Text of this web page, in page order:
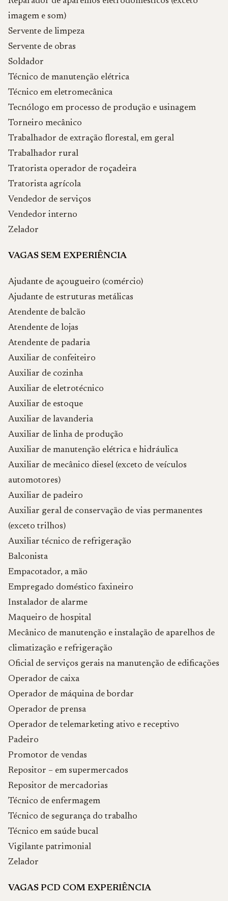
imagem e som)
Servente de limpeza
Servente de obras
Soldador
Técnico de manutenção elétrica
Técnico em eletromecânica
Tecnólogo em processo de produção e usinagem
Torneiro mecânico
Trabalhador de extração florestal, em geral
Trabalhador rural
Tratorista operador de roçadeira
Tratorista agrícola
Vendedor de serviços
Vendedor interno
Zelador
VAGAS SEM EXPERIÊNCIA
Ajudante de açougueiro (comércio)
Ajudante de estruturas metálicas
Atendente de balcão
Atendente de lojas
Atendente de padaria
Auxiliar de confeiteiro
Auxiliar de cozinha
Auxiliar de eletrotécnico
Auxiliar de estoque
Auxiliar de lavanderia
Auxiliar de linha de produção
Auxiliar de manutenção elétrica e hidráulica
Auxiliar de mecânico diesel (exceto de veículos
automotores)
Auxiliar de padeiro
Auxiliar geral de conservação de vias permanentes
(exceto trilhos)
Auxiliar técnico de refrigeração
Balconista
Empacotador, a mão
Empregado doméstico faxineiro
Instalador de alarme
Maqueiro de hospital
Mecânico de manutenção e instalação de aparelhos de
climatização e refrigeração
Oficial de serviços gerais na manutenção de edificações
Operador de caixa
Operador de máquina de bordar
Operador de prensa
Operador de telemarketing ativo e receptivo
Padeiro
Promotor de vendas
Repositor – em supermercados
Repositor de mercadorias
Técnico de enfermagem
Técnico de segurança do trabalho
Técnico em saúde bucal
Vigilante patrimonial
Zelador
VAGAS PCD COM EXPERIÊNCIA